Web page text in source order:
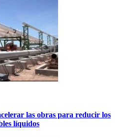
las obras para reducir los
líquidos